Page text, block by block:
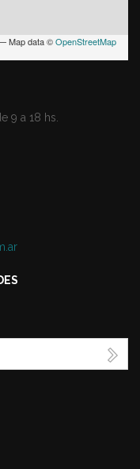
Map data ©OpenStreetMap
9 a 18 hs.